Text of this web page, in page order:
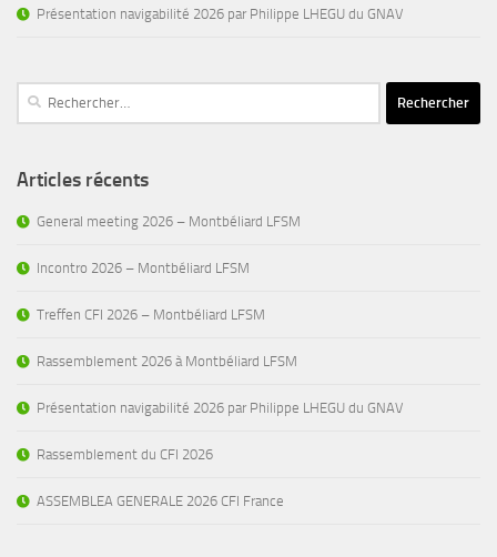
Présentation navigabilité 2026 par Philippe LHEGU du GNAV
Rechercher :
Articles récents
General meeting 2026 – Montbéliard LFSM
Incontro 2026 – Montbéliard LFSM
Treffen CFI 2026 – Montbéliard LFSM
Rassemblement 2026 à Montbéliard LFSM
Présentation navigabilité 2026 par Philippe LHEGU du GNAV
Rassemblement du CFI 2026
ASSEMBLEA GENERALE 2026 CFI France